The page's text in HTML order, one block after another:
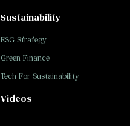
Sustainability
ESG Strategy
Green Finance
Tech For Sustainability
Videos